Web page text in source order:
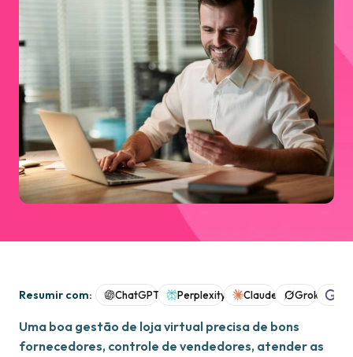
Resumir com: ChatGPT Perplexity Claude Grok
Uma boa gestão de loja virtual precisa de bons
fornecedores, controle de vendedores, atender as